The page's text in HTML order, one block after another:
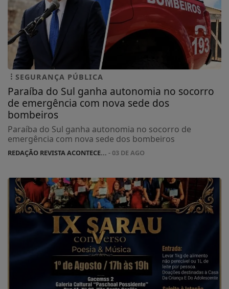
SEGURANÇA PÚBLICA
Paraíba do Sul ganha autonomia no socorro
de emergência com nova sede dos
bombeiros
Paraíba do Sul ganha autonomia no socorro de
emergência com nova sede dos bombeiros
REDAÇÃO REVISTA ACONTECE... - 03 DE AGO